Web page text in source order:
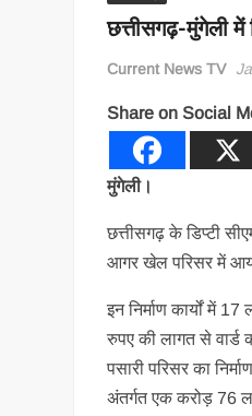
छत्तीसगढ़-मुंगेली में
Current News TV
Share on Social
मुंगेली।
छत्तीसगढ़ के डिप्टी
आगर खेल परिसर में
इन निर्माण कार्यों में
रुपए की लागत से वार्ड
पसारी परिसर का
अंतर्गत एक करोड़ 76